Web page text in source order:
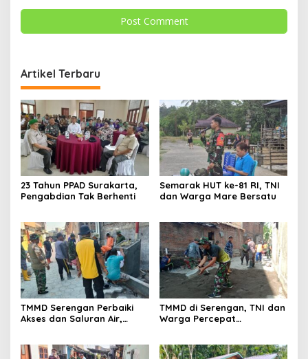
Artikel Terbaru
23 Tahun PPAD Surakarta,
Pengabdian Tak Berhenti
Semarak HUT ke-81 RI, TNI
dan Warga Mare Bersatu
TMMD Serengan Perbaiki
Akses dan Saluran Air,
TMMD di Serengan, TNI dan
Warga Percepat